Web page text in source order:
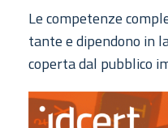
Le competenze
tante e dipendono in
coperta dal pubblico